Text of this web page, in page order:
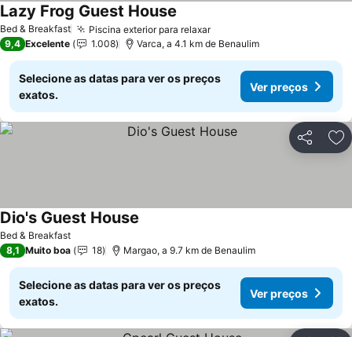
Bed & Breakfast Piscina exterior para relaxar
Lazy Frog Guest House
9,4 Excelente 1.008 Varca, a 4.1 km de Benaulim
Selecione as datas para ver os preços
exatos.
Ver preços
Partilhar
Bed & Breakfast
Dio's Guest House
8,1 Muito boa 18 Margao, a 9.7 km de Benaulim
Selecione as datas para ver os preços
exatos.
Ver preços